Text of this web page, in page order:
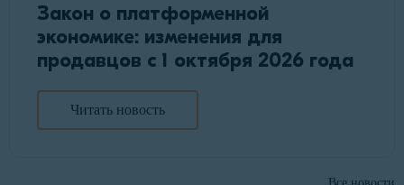
Закон о платформенной
экономике: изменения для
продавцов с 1 октября 2026 года
Читать новость